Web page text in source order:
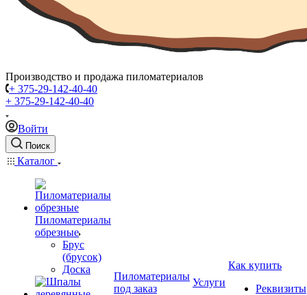
Производство и продажа пиломатериалов
+ 375-29-142-40-40
+ 375-29-142-40-40
Войти
Поиск
Каталог
Пиломатериалы
обрезные
Брус
(брусок)
Доска
Пиломатериалы
под заказ
Услуги
Как купить
Реквизиты